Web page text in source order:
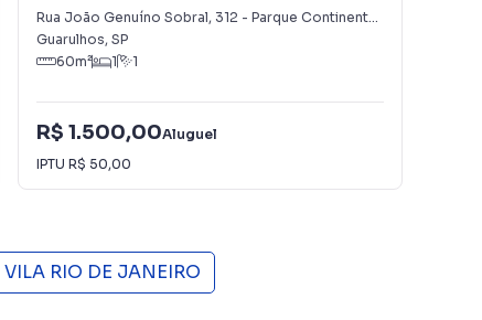
Continental II
Rua João Genuíno Sobral, 312 - Parque Continental II
Guarulhos, SP
60m² 1 1
R$ 1.500,00Aluguel
IPTU R$ 50,00
VILA RIO DE JANEIRO